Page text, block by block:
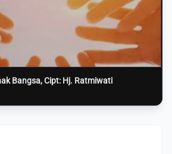
Bangsa, Cipt: Hj. Ratmiwati